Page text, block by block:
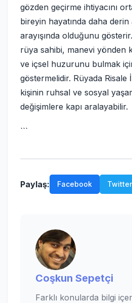
gözden geçirme ihtiyacını
bireyin hayatında daha
arayışında olduğunu
rüya sahibi, manevi yönden
ve içsel huzurunu bulmak
göstermelidir. Rüyada Risale
kişinin ruhsal ve sosyal
değişimlere kapı aralayabilir.
```
Paylaş: Facebook Twitter
Coşkun Sepetçi
Farklı konularda bilgi